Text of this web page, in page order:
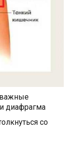
важные
диафрагма
со